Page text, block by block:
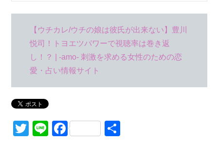
【ウチカレ/ウチの娘は彼氏が出来ない】豊川
悦司！トヨエツパワーで視聴率は巻き返
し！？ | -amo- 刺激を求める女性のための恋
愛・占い情報サイト
Twitter
LineFacebook